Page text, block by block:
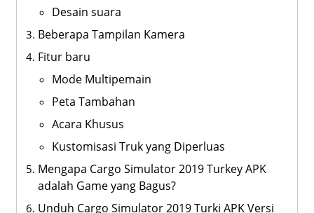
Desain suara
Beberapa Tampilan Kamera
Fitur baru
Mode Multipemain
Peta Tambahan
Acara Khusus
Kustomisasi Truk yang Diperluas
Mengapa Cargo Simulator 2019 Turkey APK
adalah Game yang Bagus?
Unduh Cargo Simulator 2019 Turki APK Versi